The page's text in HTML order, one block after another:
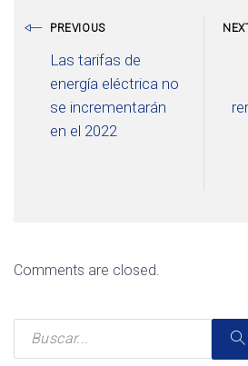
PREVIOUS
Las tarifas de
energía eléctrica no
se incrementarán
en el 2022
Comments are closed.